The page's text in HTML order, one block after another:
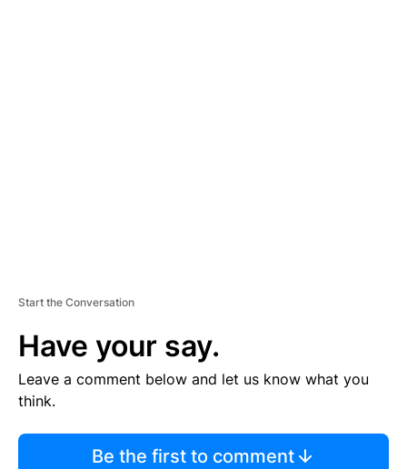
Start the Conversation
Have your say.
Leave a comment below and let us know what you
think.
Be the first to comment